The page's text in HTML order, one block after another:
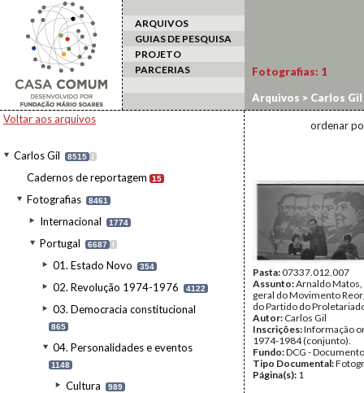
ARQUIVOS
GUIAS DE PESQUISA
PROJETO
PARCERIAS
Voltar aos arquivos
Carlos Gil 8515 I
Cadernos de reportagem 15
Fotografias 8461
Internacional 1774
Portugal 6687 I
01. Estado Novo 354
02. Revolução 1974-1976 4122
03. Democracia constitucional
865
04. Personalidades e eventos
1148
Cultura 989
Fotografias: 1
Arquivos > Carlos Gil
ordenar
Pasta:07337.012.007
Assunto:Arnaldo
geral do Movimento
do Partido do
Autor: Carlos Gil
Inscrições:Informação
1974-1984 (conjunto).
Fundo:DCG -
Tipo Documental:
Página(s): 1